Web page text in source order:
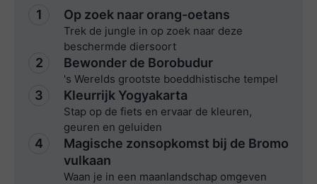
1 Op zoek naar orang-oetans
Trek de jungle in op zoek naar deze
beschermde diersoort
2 Bewonder de Borobudur
's Werelds grootste boeddhistische tempel
3 Kleurrijk Yogyakarta
Stap op de fiets en ervaar de kleuren,
geuren en geluiden
4
Magische zonsopkomst bij de Bromo
vulkaan
Waan je in een maanlandschap omgeven